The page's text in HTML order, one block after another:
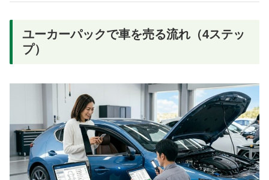
ユーカーパックで車を売る流れ（4ステッ
プ）